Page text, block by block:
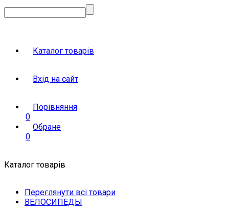
Каталог товарів
Вхід на сайт
Порівняння
0
Обране
0
Каталог товарів
Переглянути всі товари
ВЕЛОСИПЕДЫ